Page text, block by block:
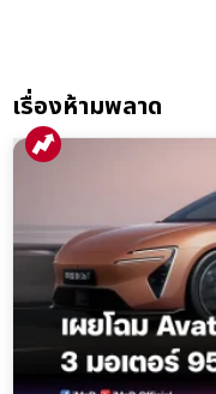
เรื่องห้ามพลาด